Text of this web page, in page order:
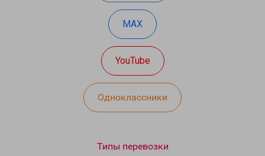
MAX
YouTube
Одноклассники
Типы перевозки